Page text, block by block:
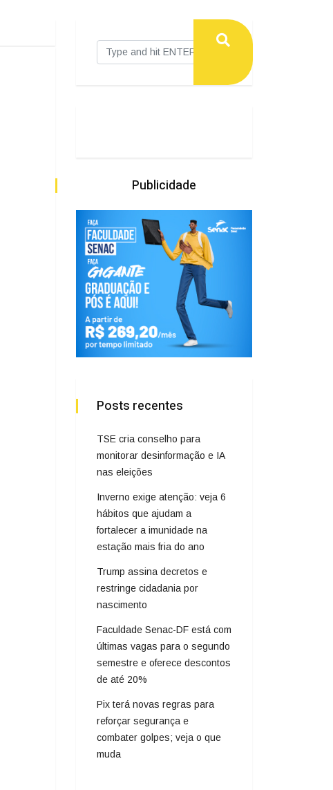
Publicidade
Posts recentes
TSE cria conselho para
monitorar desinformação e IA
nas eleições
Inverno exige atenção: veja 6
hábitos que ajudam a
fortalecer a imunidade na
estação mais fria do ano
Trump assina decretos e
restringe cidadania por
nascimento
Faculdade Senac-DF está com
últimas vagas para o segundo
semestre e oferece descontos
de até 20%
Pix terá novas regras para
reforçar segurança e
combater golpes; veja o que
muda